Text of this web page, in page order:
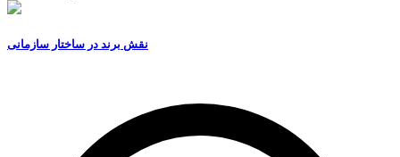
نقش برند در ساختار سازمانی